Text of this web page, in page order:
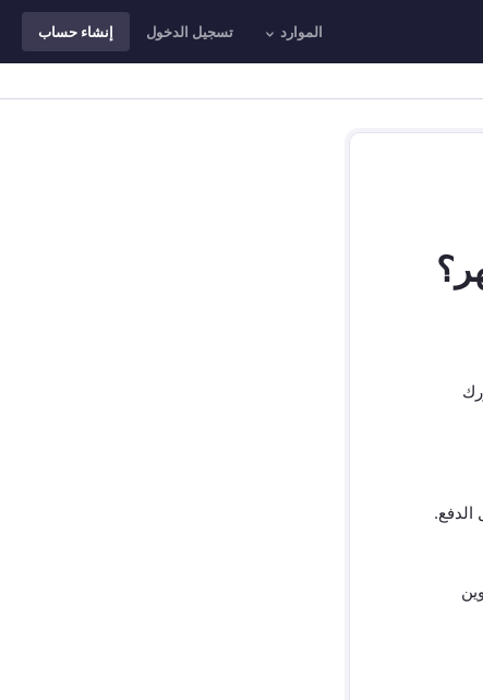
الموارد تسجيل الدخول إنشاء حساب
الدفع.